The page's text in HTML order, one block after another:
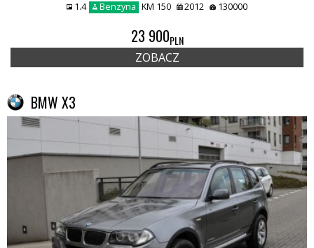
1.4 Benzyna KM 150 2012 130000
23 900PLN
ZOBACZ
BMW X3